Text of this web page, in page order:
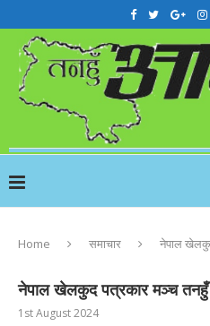
Home समाचार नेपाल
नेपाल खेलकुद पत्रकार मञ्च
1st August 2024